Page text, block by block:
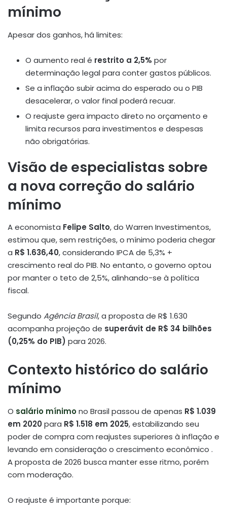
mínimo
Apesar dos ganhos, há limites:
O aumento real é restrito a 2,5% por
determinação legal para conter gastos públicos.
Se a inflação subir acima do esperado ou o PIB
desacelerar, o valor final poderá recuar.
O reajuste gera impacto direto no orçamento e
limita recursos para investimentos e despesas
não obrigatórias.
Visão de especialistas sobre
a nova correção do salário
mínimo
A economista Felipe Salto, do Warren Investimentos,
estimou que, sem restrições, o mínimo poderia chegar
a R$ 1.636,40, considerando IPCA de 5,3% +
crescimento real do PIB. No entanto, o governo optou
por manter o teto de 2,5%, alinhando-se à política
fiscal.
Segundo Agência Brasil, a proposta de R$ 1.630
acompanha projeção de superávit de R$ 34 bilhões
(0,25% do PIB) para 2026.
Contexto histórico do salário
mínimo
O salário mínimono Brasil passou de apenas R$ 1.039
em 2020para R$ 1.518 em 2025, estabilizando seu
poder de compra com reajustes superiores à inflação e
levando em consideração o crescimento econômico .
A proposta de 2026 busca manter esse ritmo, porém
com moderação.
O reajuste é importante porque: